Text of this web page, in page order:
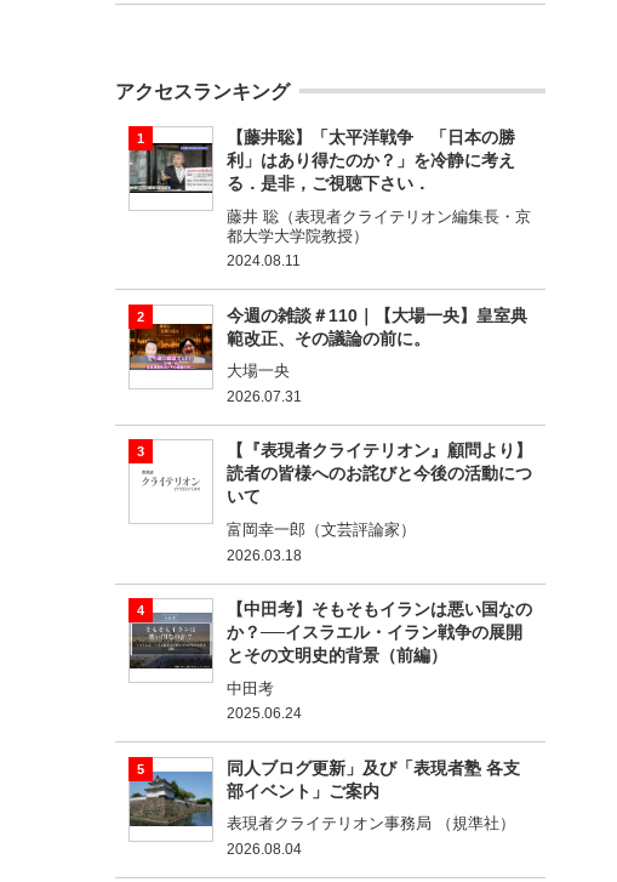
アクセスランキング
【藤井聡】「太平洋戦争 「日本の勝
利」はあり得たのか？」を冷静に考え
る．是非，ご視聴下さい．
藤井 聡（表現者クライテリオン編集長・京
都大学大学院教授）
2024.08.11
今週の雑談＃110｜【大場一央】皇室典
範改正、その議論の前に。
大場一央
2026.07.31
【『表現者クライテリオン』顧問より】
読者の皆様へのお詫びと今後の活動につ
いて
富岡幸一郎（文芸評論家）
2026.03.18
【中田考】そもそもイランは悪い国なの
か？──イスラエル・イラン戦争の展開
とその文明史的背景（前編）
中田考
2025.06.24
同人ブログ更新」及び「表現者塾 各支
部イベント」ご案内
表現者クライテリオン事務局 （規準社）
2026.08.04